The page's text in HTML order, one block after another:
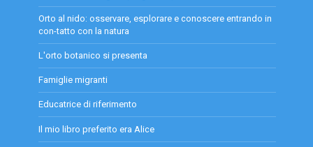
Orto al nido: osservare, esplorare e conoscere entrando in
con-tatto con la natura
L'orto botanico si presenta
Famiglie migranti
Educatrice di riferimento
Il mio libro preferito era Alice